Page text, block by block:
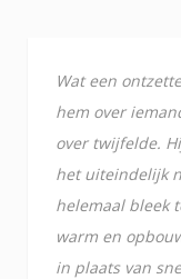
Wat een
hem over
over twijfelde.
het uiteindelijk
helemaal bleek
warm en
in plaats van